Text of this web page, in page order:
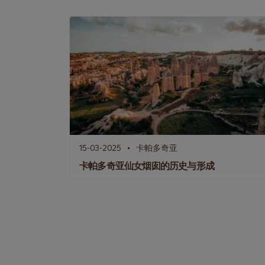
15-03-2025 卡帕多奇亚
卡帕多奇亚仙女烟囱的历史与形成